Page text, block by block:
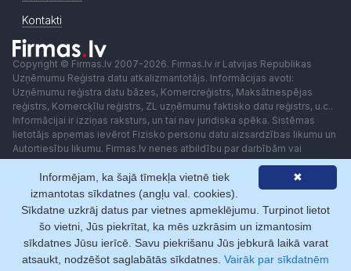
Kontakti
Copyright © Firmas.lv 2007-2026. Firmas.lv ir Latvijas Republikas
Uzņēmumu Reģistra datu atkalizmantotājs. Informācijas avoti:
Uzņēmumu reģistra datu bāzes, Komercreģistrs, Maksātnespējas
reģistrs, Komercķīlu reģistrs, ZL uzņēmumu faktisko datu reģistrs, u.c..
Informācijai ir izziņas raksturs, un tai nav juridiska spēka. Sistēmas
lietotājs apņemas ievērot Fizisko personu datu aizsardzības likumu un
Autortiesību likumu. Firmas.lv nenes atbildību par darbībām vai
lēmumiem, kas balstīti uz saņemto pakalpojumu. Lietotājam aizliegts
izmantot jebkādas automatizētas sistēmas vai iekārtas (robotus)
piekļuvei sistēmai bez rakstiskas saskaņošanas ar Firmas.lv. Galvenā
redaktore: Ingūna Pempere.
Lietošanas noteikumi
Privātuma politika Norēķini ar
✖
Informējam, ka šajā tīmekļa vietnē tiek
izmantotas sīkdatnes (angļu val. cookies).
Sīkdatne uzkrāj datus par vietnes apmeklējumu. Turpinot lietot
šo vietni, Jūs piekrītat, ka mēs uzkrāsim un izmantosim
sīkdatnes Jūsu ierīcē. Savu piekrišanu Jūs jebkurā laikā varat
atsaukt, nodzēšot saglabātās sīkdatnes. Vairāk par sīkdatnēm